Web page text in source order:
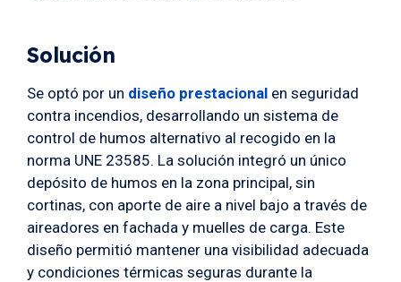
Solución
Se optó por un diseño prestacional en seguridad
contra incendios, desarrollando un sistema de
control de humos alternativo al recogido en la
norma UNE 23585. La solución integró un único
depósito de humos en la zona principal, sin
cortinas, con aporte de aire a nivel bajo a través de
aireadores en fachada y muelles de carga. Este
diseño permitió mantener una visibilidad adecuada
y condiciones térmicas seguras durante la